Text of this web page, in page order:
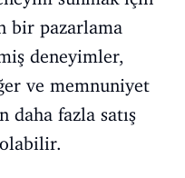
bir pazarlama
deneyimler,
ve memnuniyet
fazla satış